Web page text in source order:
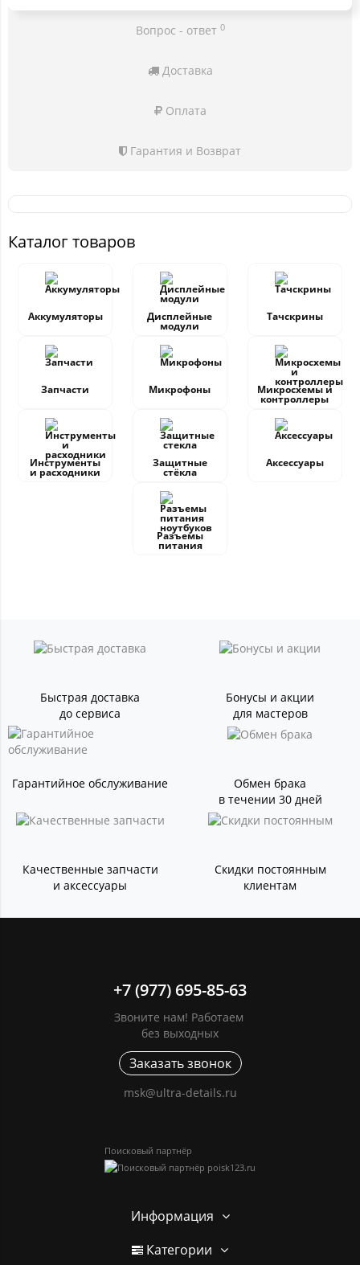
Вопрос - ответ 0
Доставка
Оплата
Гарантия и Возврат
Каталог товаров
Аккумуляторы Дисплейные
модули
Тачскрины
Запчасти Микрофоны Микросхемы и
контроллеры
Инструменты
и расходники
Защитные
стёкла
Аксессуары
Разъемы
питания
Быстрая доставка
до сервиса
Бонусы и акции
для мастеров
Гарантийное обслуживание
Обмен брака
в течении 30 дней
Качественные запчасти
и аксессуары
Скидки постоянным
клиентам
+7 (977) 695-85-63
Звоните нам! Работаем
без выходных
Заказать звонок
msk@ultra-details.ru
Поисковый партнёр
Информация
Категории